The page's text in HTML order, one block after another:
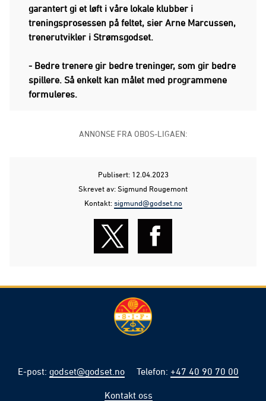
garantert gi et løft i våre lokale klubber i
treningsprosessen på feltet, sier Arne Marcussen,
trenerutvikler i Strømsgodset.
- Bedre trenere gir bedre treninger, som gir bedre
spillere. Så enkelt kan målet med programmene
formuleres.
ANNONSE FRA OBOS-LIGAEN:
Publisert: 12.04.2023
Skrevet av: Sigmund Rougemont
Kontakt:sigmund@godset.no
E-post: godset@godset.no Telefon: +47 40 90 70 00
Kontakt oss